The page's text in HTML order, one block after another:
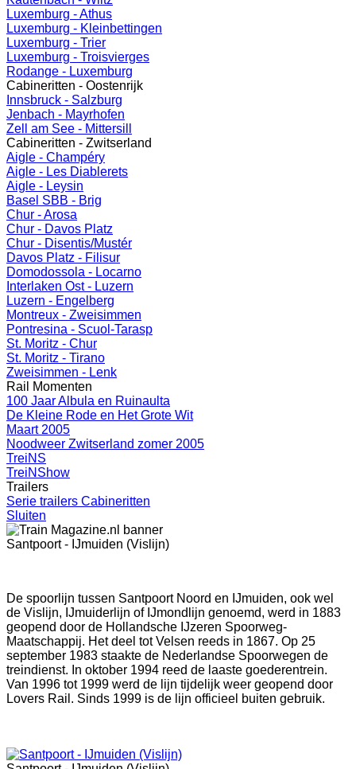
Luxemburg - Athus
Luxemburg - Kleinbettingen
Luxemburg - Trier
Luxemburg - Troisvierges
Rodange - Luxemburg
Cabineritten - Oostenrijk
Innsbruck - Salzburg
Jenbach - Mayrhofen
Zell am See - Mittersill
Cabineritten - Zwitserland
Aigle - Champéry
Aigle - Les Diablerets
Aigle - Leysin
Basel SBB - Brig
Chur - Arosa
Chur - Davos Platz
Chur - Disentis/Mustér
Davos Platz - Filisur
Domodossola - Locarno
Interlaken Ost - Luzern
Luzern - Engelberg
Montreux - Zweisimmen
Pontresina - Scuol-Tarasp
St. Moritz - Chur
St. Moritz - Tirano
Zweisimmen - Lenk
Rail Momenten
100 Jaar Albula en Ruinaulta
De Kleine Rode en Het Grote Wit
Maart 2005
Noodweer Zwitserland zomer 2005
TreiNS
TreiNShow
Trailers
Serie trailers Cabineritten
Sluiten
Santpoort - IJmuiden (Vislijn)
De spoorlijn tussen Santpoort Noord en IJmuiden, ook wel
de Vislijn, IJmuiderlijn of IJmondlijn genoemd, werd in 1883
geopend door de Hollandsche IJzeren Spoorweg-
Maatschappij. Het deel tot Velsen reeds in 1867. Op 25
september 1983 staakte de Nederlandse Spoorwegen de
treindienst. In oktober 1994 reed de laaste goederentrein.
Van 1996 tot 1999 werd de lijn tijdelijk weer geopend door
Lovers Rail. Sinds 1999 is de lijn officieel buiten gebruik.